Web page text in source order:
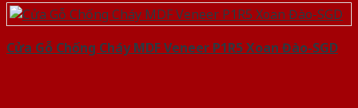
Cửa Gỗ Chống Cháy MDF Veneer P1R5 Xoan Đào-SGD